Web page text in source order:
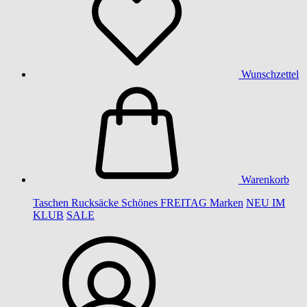
Wunschzettel
Warenkorb
Taschen Rucksäcke Schönes FREITAG Marken NEU IM
KLUB SALE